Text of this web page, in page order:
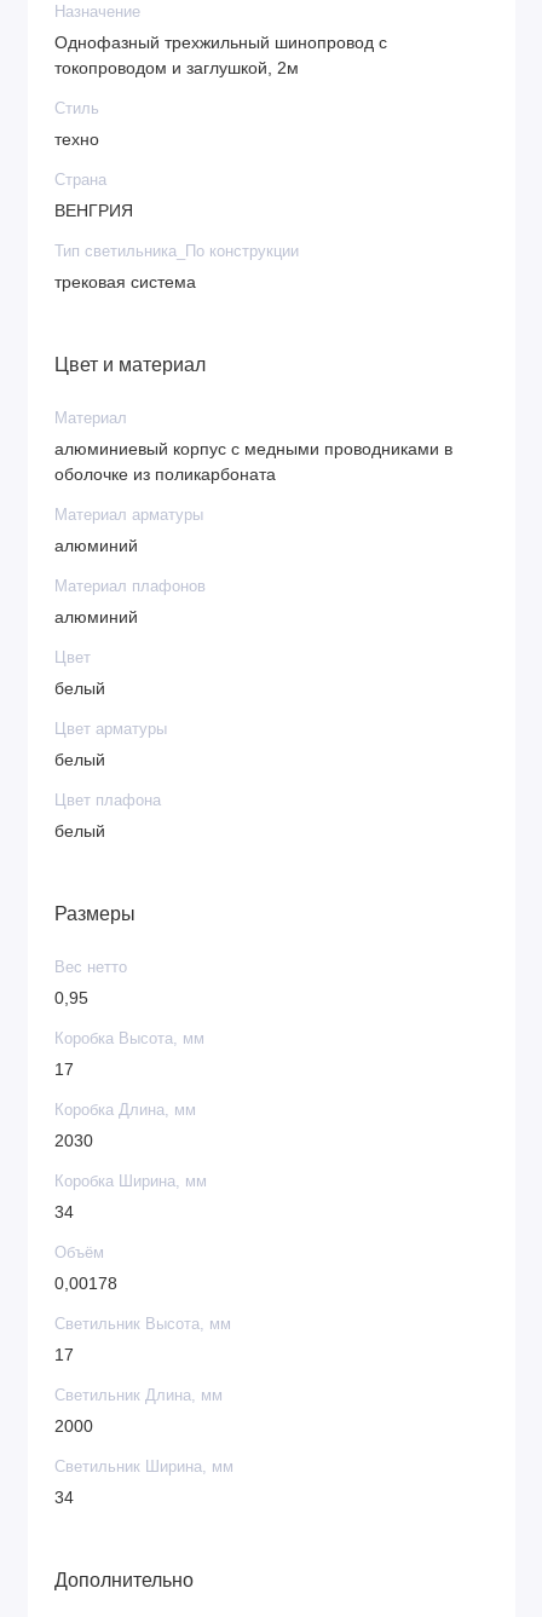
Назначение
Однофазный трехжильный шинопровод с
токопроводом и заглушкой, 2м
Стиль
техно
Страна
ВЕНГРИЯ
Тип светильника_По конструкции
трековая система
Цвет и материал
Материал
алюминиевый корпус с медными проводниками в
оболочке из поликарбоната
Материал арматуры
алюминий
Материал плафонов
алюминий
Цвет
белый
Цвет арматуры
белый
Цвет плафона
белый
Размеры
Вес нетто
0,95
Коробка Высота, мм
17
Коробка Длина, мм
2030
Коробка Ширина, мм
34
Объём
0,00178
Светильник Высота, мм
17
Светильник Длина, мм
2000
Светильник Ширина, мм
34
Дополнительно